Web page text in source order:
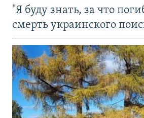
"Я буду знать, за что
смерть украинского